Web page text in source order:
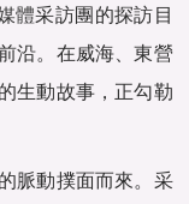
體采訪團的探訪目
沿。在威海、東營
生動故事，正勾勒
脈動撲面而來。采